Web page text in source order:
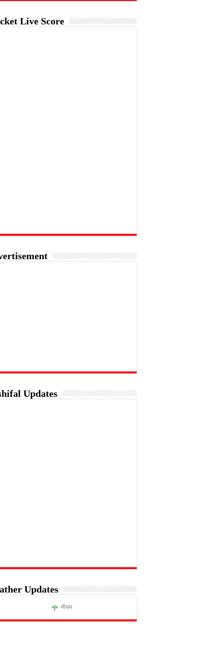
Live Score
Updates
Updates
मौसम